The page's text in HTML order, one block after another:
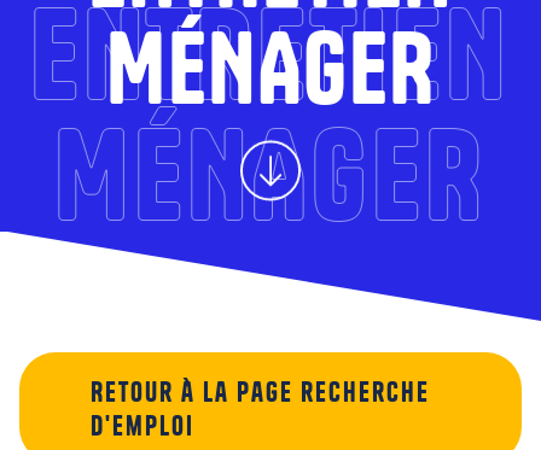
ENTRETIEN
MÉNAGER
MÉNAGER
Retour à la page recherche
d'emploi